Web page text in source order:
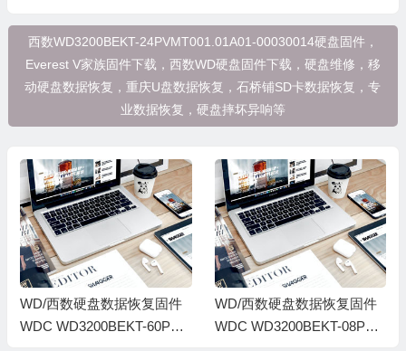
西数WD3200BEKT-24PVMT001.01A01-00030014硬盘固件，
Everest V家族固件下载，西数WD硬盘固件下载，硬盘维修，移
动硬盘数据恢复，重庆U盘数据恢复，石桥铺SD卡数据恢复，专
业数据恢复，硬盘摔坏异响等
WD/西数硬盘数据恢复固件
WDC WD3200BEKT-60PVM
WD/西数硬盘数据恢复固件
WDC WD3200BEKT-08PVM